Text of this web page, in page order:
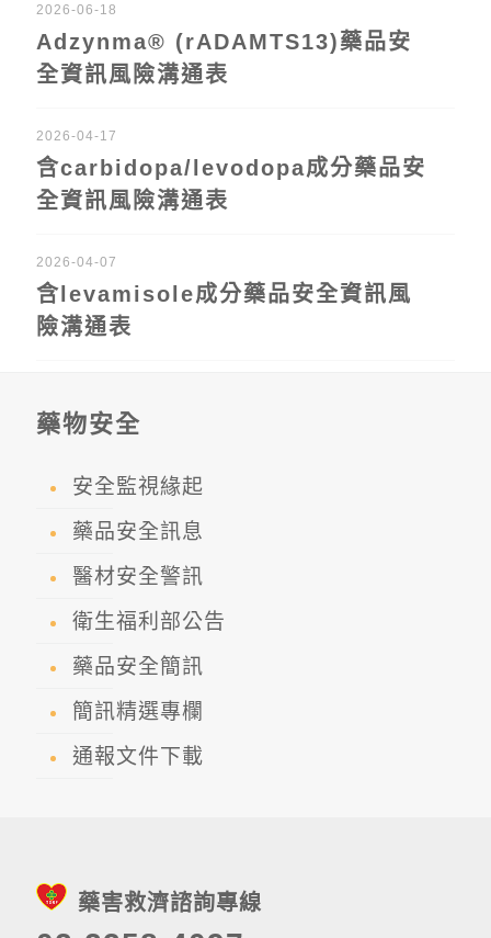
2026-06-18
Adzynma® (rADAMTS13)藥品安
全資訊風險溝通表
2026-04-17
含carbidopa/levodopa成分藥品安
全資訊風險溝通表
2026-04-07
含levamisole成分藥品安全資訊風
險溝通表
藥物安全
安全監視緣起
藥品安全訊息
醫材安全警訊
衛生福利部公告
藥品安全簡訊
簡訊精選專欄
通報文件下載
藥害救濟諮詢專線